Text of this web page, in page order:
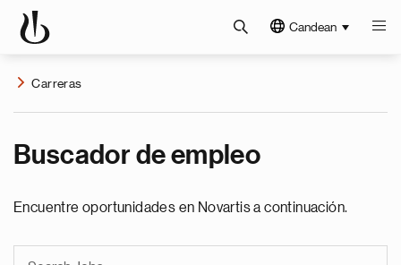
Candean
Carreras
Buscador de empleo
Encuentre oportunidades en Novartis a continuación.